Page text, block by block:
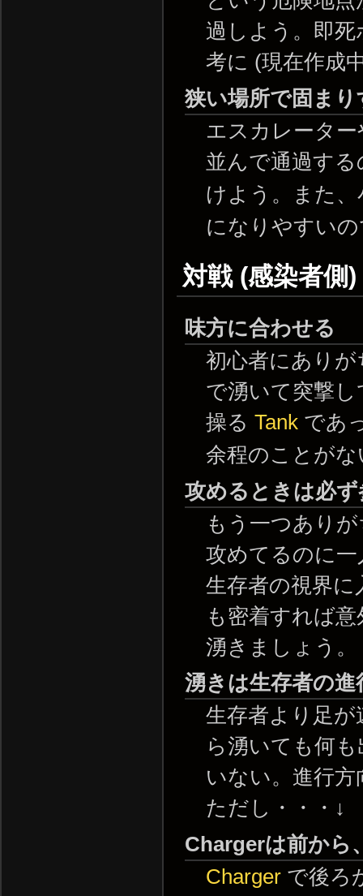
過しよう。即
考に (現在作成
狭い場所で固ま
エスカレータ
並んで通過す
けよう。また
になりやすい
対戦 (感染者側
味方に合わせる
初心者にあり
で湧いて突撃
操る Tank であ
余程のことが
攻めるときは必
もう一つあり
攻めてるのに
生存者の視界
も密着すれば
湧きましょう。
湧きは生存者の進
生存者より足
ら湧いても何
いない。進行
ただし・・・↓
Chargerは前から
Charger で後ろ